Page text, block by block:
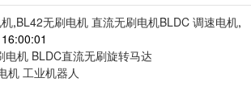
,BL42无刷电机 直流无刷电机BLDC 调速电机,
电机 BLDC直流无刷旋转马达
机 工业机器人